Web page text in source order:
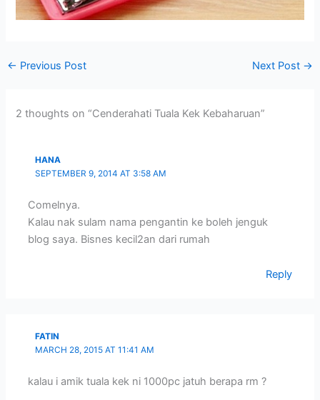
← Previous Post Next Post →
2 thoughts on “Cenderahati Tuala Kek Kebaharuan”
HANA
SEPTEMBER 9, 2014 AT 3:58 AM
Comelnya.
Kalau nak sulam nama pengantin ke boleh jenguk
blog saya. Bisnes kecil2an dari rumah
Reply
FATIN
MARCH 28, 2015 AT 11:41 AM
kalau i amik tuala kek ni 1000pc jatuh berapa rm ?